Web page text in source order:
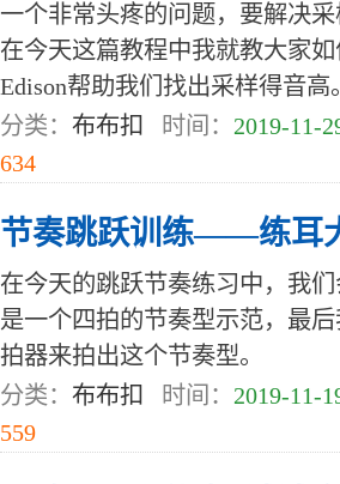
一个非常头疼的问题，要解决
在今天这篇教程中我就教大家
Edison帮助我们找出采样得音高。
分类： 布布扣 时间： 2019-11-
634
节奏跳跃训练——练耳
在今天的跳跃节奏练习中，我
是一个四拍的节奏型示范，最
拍器来拍出这个节奏型。
分类： 布布扣 时间： 2019-11-
559